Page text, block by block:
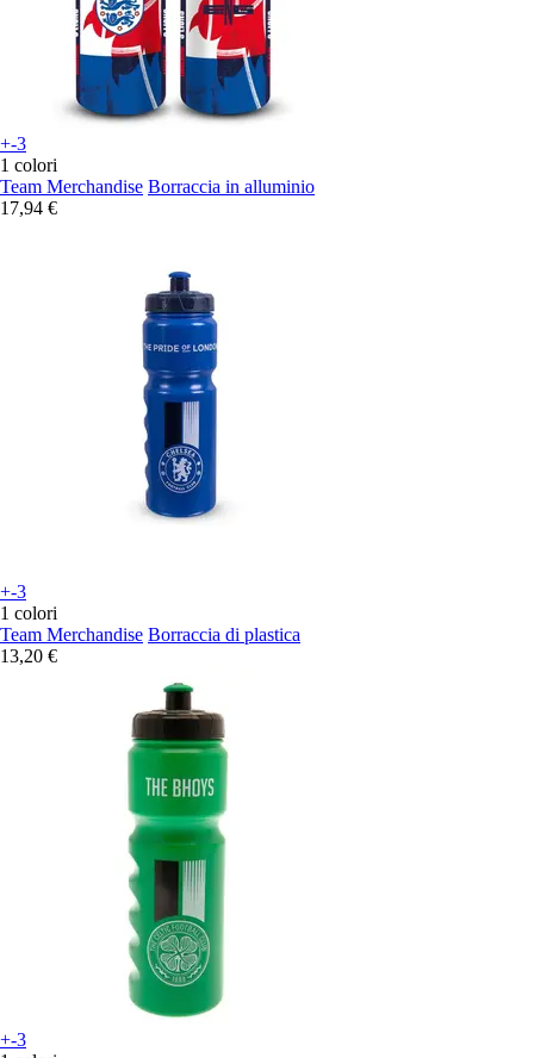
+-3
1 colori
Team Merchandise Borraccia in alluminio
17,94 €
+-3
1 colori
Team Merchandise Borraccia di plastica
13,20 €
+-3